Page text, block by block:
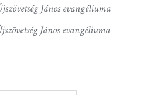
János evangéliuma
János evangéliuma